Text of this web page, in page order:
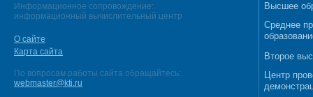
Информационное сопровождение:
информационный вычислительный центр
О сайте
Карта сайта
По вопросам работы сайта обращайтесь:
webmaster@kti.ru
Высшее
Среднее
Второе
Центр